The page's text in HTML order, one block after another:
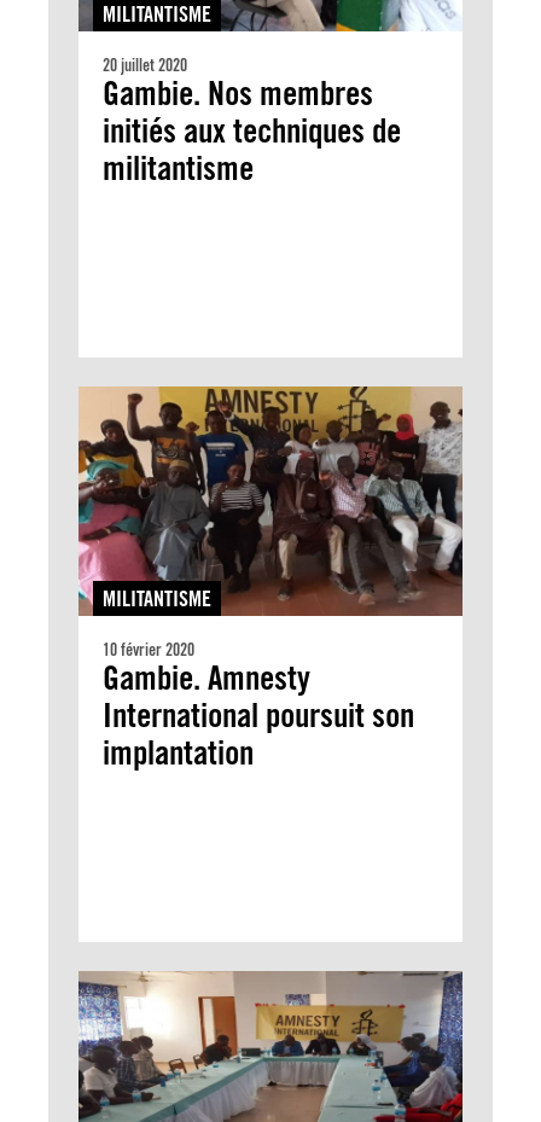
MILITANTISME
20 juillet 2020
Gambie. Nos membres
initiés aux techniques de
militantisme
MILITANTISME
10 février 2020
Gambie. Amnesty
International poursuit son
implantation